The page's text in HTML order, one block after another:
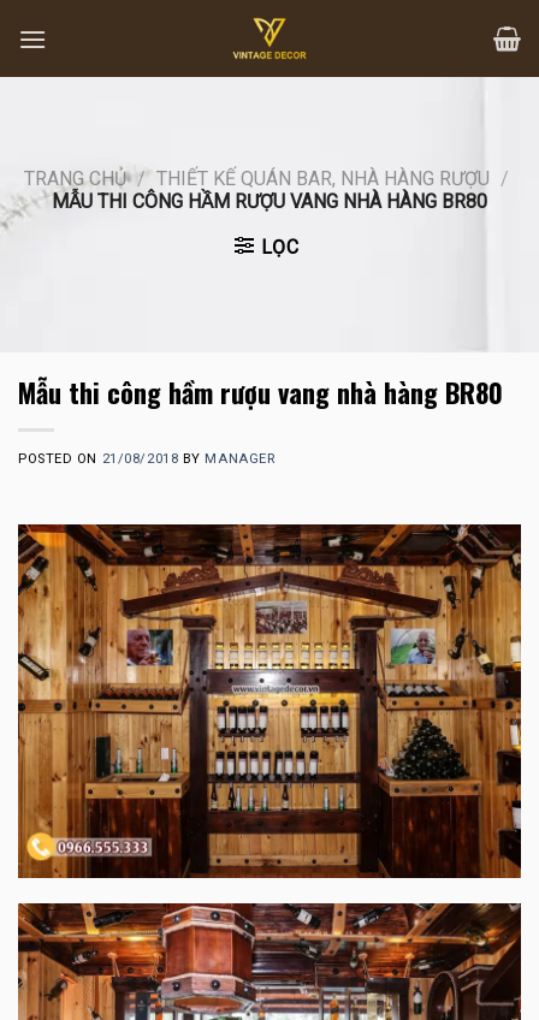
content
TRANG CHỦ / THIẾT KẾ QUÁN BAR, NHÀ HÀNG RƯỢU /
MẪU THI CÔNG HẦM RƯỢU VANG NHÀ HÀNG BR80
LỌC
Mẫu thi công hầm rượu vang nhà hàng BR80
POSTED ON 21/08/2018 BY MANAGER